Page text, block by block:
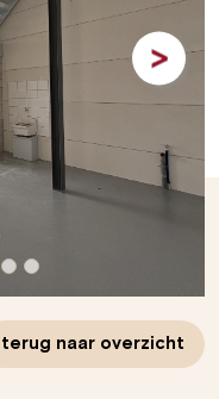
terug naar overzicht